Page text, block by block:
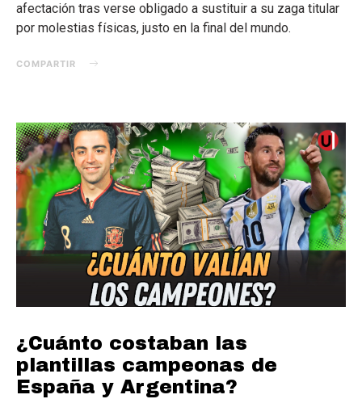
afectación tras verse obligado a sustituir a su zaga titular
por molestias físicas, justo en la final del mundo.
COMPARTIR
¿Cuánto costaban las
plantillas campeonas de
España y Argentina?